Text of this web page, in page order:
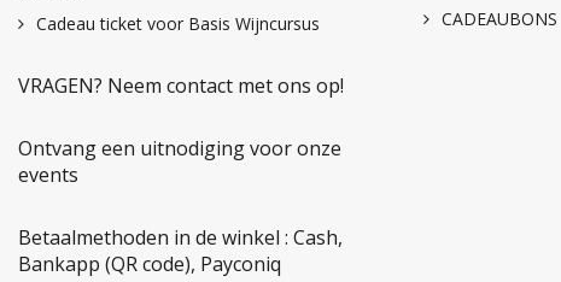
Cadeau ticket voor Basis Wijncursus
VRAGEN? Neem contact met ons op!
Ontvang een uitnodiging voor onze
events
Betaalmethoden in de winkel : Cash,
Bankapp (QR code), Payconiq
CADEAUBONS